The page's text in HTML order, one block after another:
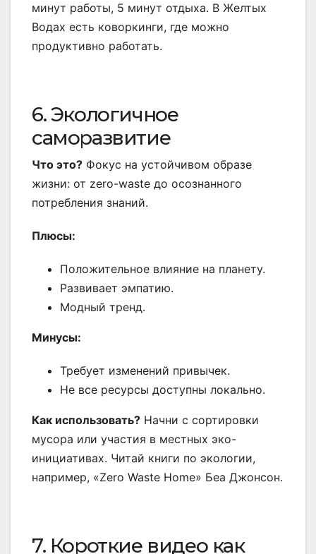
минут работы, 5 минут отдыха. В Желтых
Водах есть коворкинги, где можно
продуктивно работать.
6. Экологичное
саморазвитие
Что это? Фокус на устойчивом образе
жизни: от zero-waste до осознанного
потребления знаний.
Плюсы:
Положительное влияние на планету.
Развивает эмпатию.
Модный тренд.
Минусы:
Требует изменений привычек.
Не все ресурсы доступны локально.
Как использовать? Начни с сортировки
мусора или участия в местных эко-
инициативах. Читай книги по экологии,
например, «Zero Waste Home» Беа Джонсон.
7. Короткие видео как